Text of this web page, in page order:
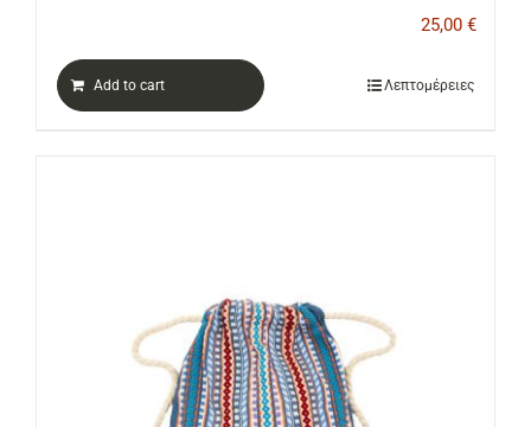
25,00 €
Add to cart Λεπτομέρειες